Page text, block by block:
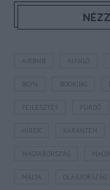
FEJLESZTÉS
KARANTÉN
MAGYARORSZÁG
MÁLTA OLASZORSZÁG